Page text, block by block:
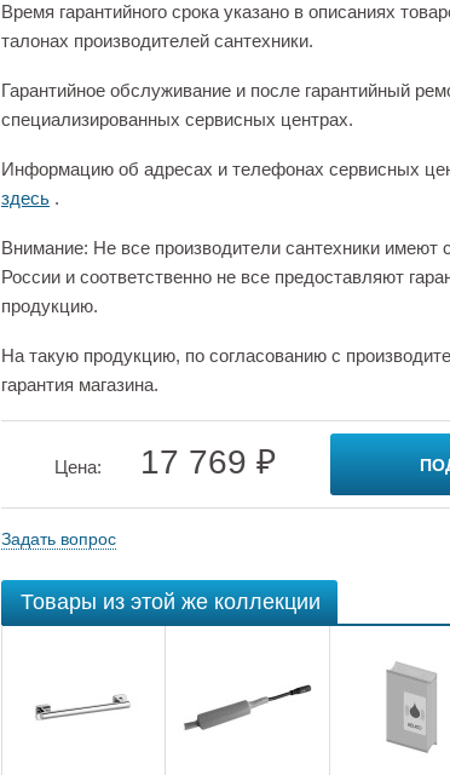
Время гарантийного срока указано в описаниях
талонах производителей сантехники.
Гарантийное обслуживание и после гарантийный
специализированных сервисных центрах.
Информацию об адресах и телефонах сервисных
здесь .
Внимание: Не все производители сантехники имеют
России и соответственно не все предоставляют
продукцию.
На такую продукцию, по согласованию с
гарантия магазина.
Цена: 17 769 ₽
Задать вопрос
Товары из этой же коллекции